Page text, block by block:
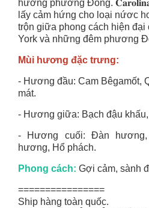
hướng phương Đông.
lấy cảm hứng cho loại nứơc
trộn giữa phong cách hiện đại
York và những đêm phương
Mùi hương đặc trưng:
- Hương đầu: Cam Bêgamốt,
mát.
- Hương giữa: Bạch đậu
- Hương cuối: Đàn hương,
hương, Hổ phách.
Phong cách: Gợi cảm, sành
================
Ship hàng toàn quốc.